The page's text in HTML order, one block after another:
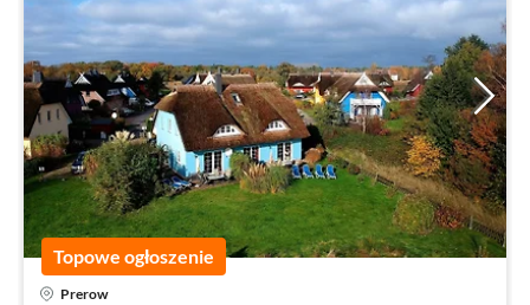
Topowe ogłoszenie
Prerow